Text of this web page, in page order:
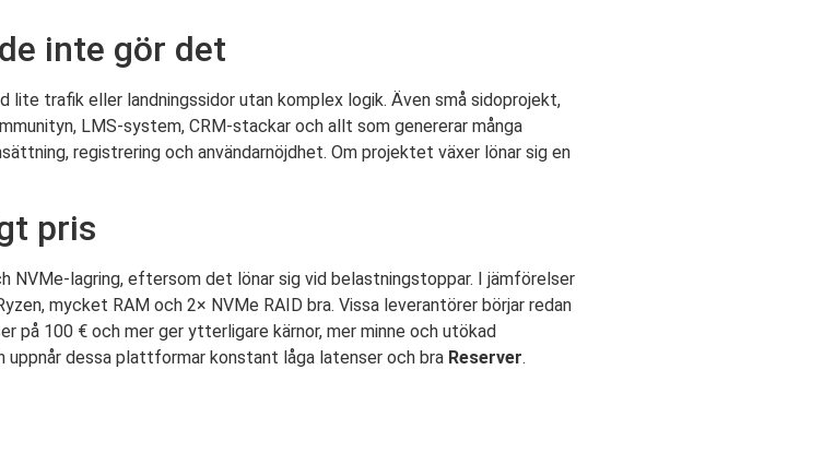
inte gör det
lite trafik eller landningssidor utan komplex logik. Även små sidoprojekt,
LMS-system, CRM-stackar och allt som genererar många
registrering och användarnöjdhet. Om projektet växer lönar sig en
pris
NVMe-lagring, eftersom det lönar sig vid belastningstoppar. I jämförelser
mycket RAM och 2× NVMe RAID bra. Vissa leverantörer börjar redan
på 100 € och mer ger ytterligare kärnor, mer minne och utökad
dessa plattformar konstant låga latenser och bra Reserver.